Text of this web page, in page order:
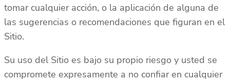
tomar cualquier acción, o la aplicación de alguna de
las sugerencias o recomendaciones que figuran en el
Sitio.
Su uso del Sitio es bajo su propio riesgo y usted se
compromete expresamente a no confiar en cualquier